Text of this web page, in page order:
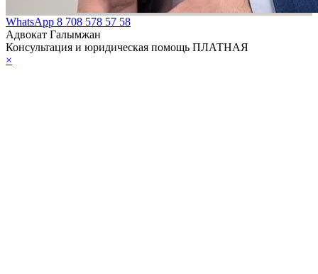
WhatsApp 8 708 578 57 58
Адвокат Галымжан
Консультация и юридическая помощь ПЛАТНАЯ
×